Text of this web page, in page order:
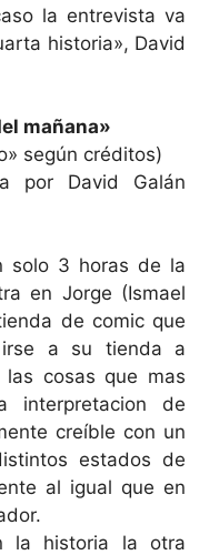
la entrevista va
historia», David
mañana»
según créditos)
por David Galán
solo 3 horas de la
en Jorge (Ismael
de comic que
a su tienda a
cosas que mas
interpretacion de
creíble con un
estados de
al igual que en
la historia la otra